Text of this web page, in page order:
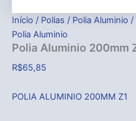
Início / Polias / Polia Aluminio /
Polia Aluminio
Polia Aluminio 200mm
R$65,85
POLIA ALUMINIO 200MM Z1